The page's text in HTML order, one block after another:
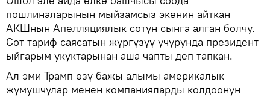
пошлиналарынын мыйзамсыз экенин айткан
АКШнын Апелляциялык сотун сынга алган болчу.
Сот тариф саясатын жүргүзүү учурунда президент
ыйгарым укуктарынан аша чапты деп тапкан.
Ал эми Трамп өзү бажы алымы америкалык
жумушчулар менен компанияларды колдоонун